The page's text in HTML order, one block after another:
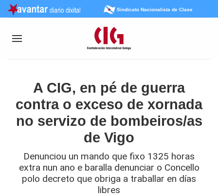
Sindicato Nacionalista de Clase
A CIG, en pé de guerra
contra o exceso de xornada
no servizo de bombeiros/as
de Vigo
Denunciou un mando que fixo 1325 horas
extra nun ano e baralla denunciar o Concello
polo decreto que obriga a traballar en días
libres